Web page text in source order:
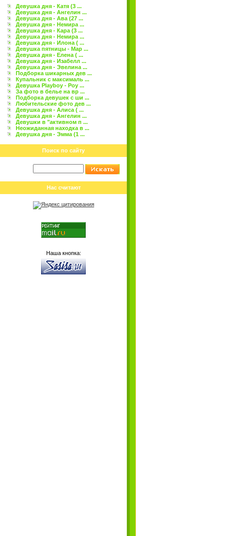
Девушка дня - Катя (3 ...
Девушка дня - Ангелин ...
Девушка дня - Ава (27 ...
Девушка дня - Немира ...
Девушка дня - Кара (3 ...
Девушка дня - Немира ...
Девушка дня - Илона ( ...
Девушка пятницы - Мар ...
Девушка дня - Елена ( ...
Девушка дня - Изабелл ...
Девушка дня - Эвелина ...
Подборка шикарных дев ...
Купальник с максималь ...
Девушка Playboy - Роу ...
За фото в белье на вр ...
Подборка девушек с ши ...
Любительские фото дев ...
Девушка дня - Алиса ( ...
Девушка дня - Ангелин ...
Девушки в "активном п ...
Неожиданная находка в ...
Девушка дня - Эмма (1 ...
Поиск по сайту
Нас считают
Наша кнопка: